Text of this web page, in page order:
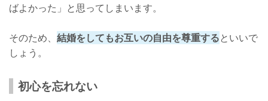
ばよかった」と思ってしまいます。
そのため、 結婚をしてもお互いの自由を尊重するといいで
しょう。
初心を忘れない